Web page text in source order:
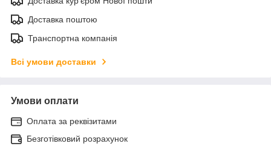
Доставка поштою
Транспортна компанія
Всі умови доставки
Умови оплати
Оплата за реквізитами
Безготівковий розрахунок